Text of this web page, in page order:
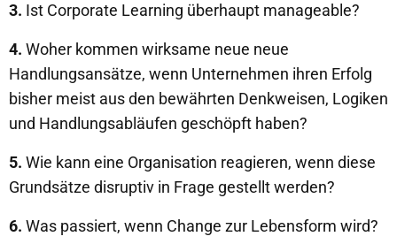
3. Ist Corporate Learning überhaupt manageable?
4. Woher kommen wirksame neue neue
Handlungsansätze, wenn Unternehmen ihren Erfolg
bisher meist aus den bewährten Denkweisen, Logiken
und Handlungsabläufen geschöpft haben?
5. Wie kann eine Organisation reagieren, wenn diese
Grundsätze disruptiv in Frage gestellt werden?
6. Was passiert, wenn Change zur Lebensform wird?